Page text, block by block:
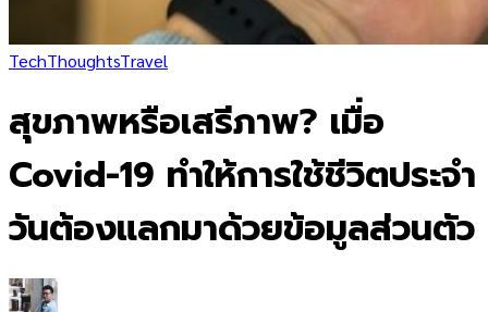
TechThoughtsTravel
สุขภาพหรือเสรีภาพ? เมื่อ
Covid-19 ทำให้การใช้ชีวิตประจำ
วันต้องแลกมาด้วยข้อมูลส่วนตัว